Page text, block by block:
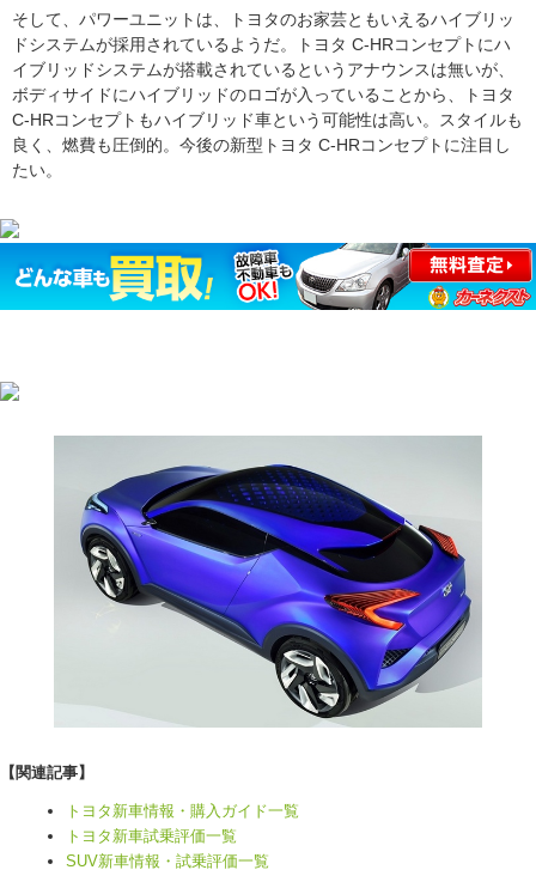
そして、パワーユニットは、トヨタのお家芸ともいえるハイブリッ
ドシステムが採用されているようだ。トヨタ C-HRコンセプトにハ
イブリッドシステムが搭載されているというアナウンスは無いが、
ボディサイドにハイブリッドのロゴが入っていることから、トヨタ
C-HRコンセプトもハイブリッド車という可能性は高い。スタイルも
良く、燃費も圧倒的。今後の新型トヨタ C-HRコンセプトに注目し
たい。
【関連記事】
トヨタ新車情報・購入ガイド一覧
トヨタ新車試乗評価一覧
SUV新車情報・試乗評価一覧